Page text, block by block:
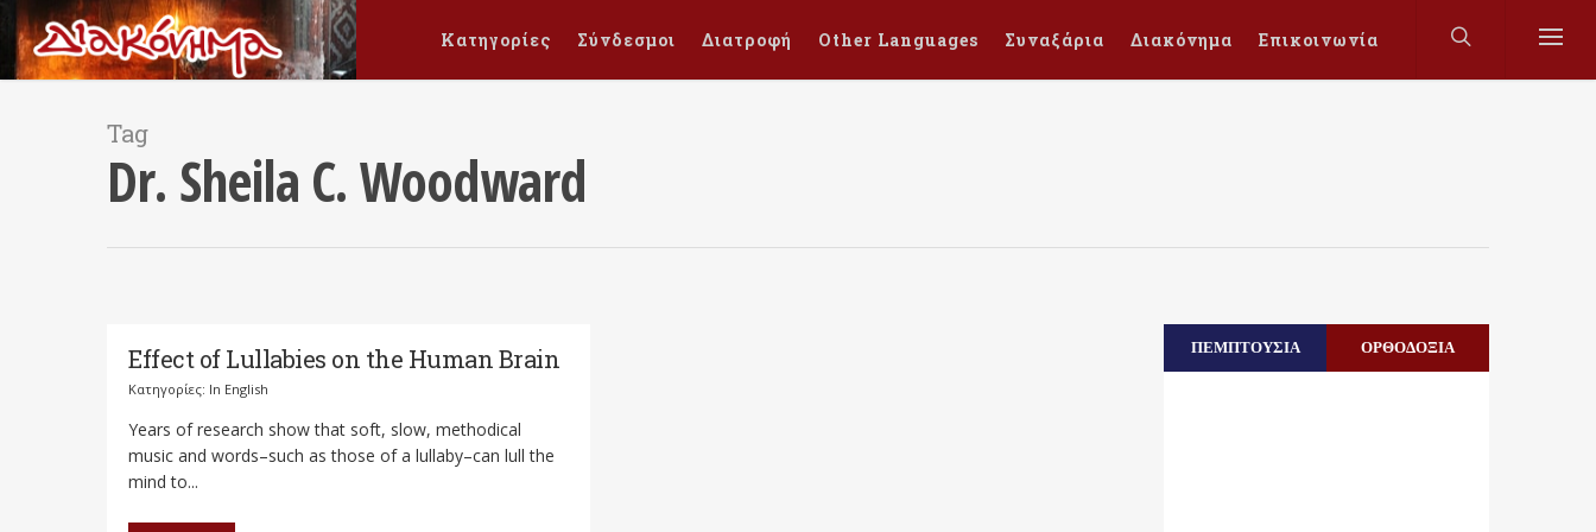
Κατηγορίες Σύνδεσμοι Διατροφή Other Languages Συναξάρια Διακόνημα Επικοινωνία
Tag
Dr. Sheila C. Woodward
Effect of Lullabies on the Human Brain
Κατηγορίες: In English
Years of research show that soft, slow, methodical
music and words–such as those of a lullaby–can lull the
mind to...
ΠΕΜΠΤΟΥΣΙΑ ΟΡΘΟΔΟΞΙΑ